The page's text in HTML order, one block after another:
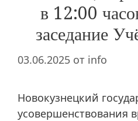
в 12:00
заседание
03.06.2025 от info
Новокузнецкий
усовершенствования